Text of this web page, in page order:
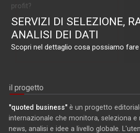
profit?
SERVIZI DI SELEZIONE,
ANALISI DEI DATI
Scopri nel dettaglio cosa possiamo fare
il progetto
"quoted business" è un progetto
internazionale che monitora, seleziona e
news, analisi e idee a livello globale.